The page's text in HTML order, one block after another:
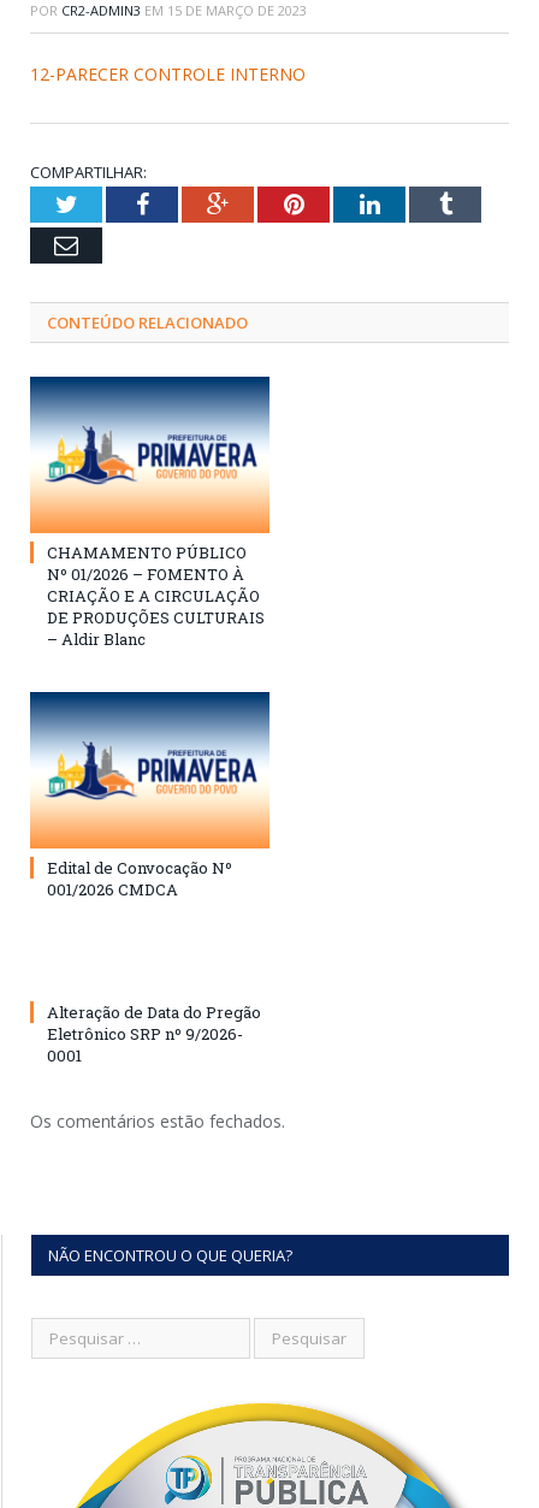
POR CR2-ADMIN3 EM 15 DE MARÇO DE 2023
12-PARECER CONTROLE INTERNO
COMPARTILHAR:
TwitterFacebookGoogle+PinterestLinkedInTumblr
Email
CONTEÚDO RELACIONADO
CHAMAMENTO PÚBLICO
Nº 01/2026 – FOMENTO À
CRIAÇÃO E A CIRCULAÇÃO
DE PRODUÇÕES CULTURAIS
– Aldir Blanc
Edital de Convocação Nº
001/2026 CMDCA
Alteração de Data do Pregão
Eletrônico SRP nº 9/2026-
0001
Os comentários estão fechados.
NÃO ENCONTROU O QUE QUERIA?